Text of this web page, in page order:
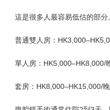
這是很多人最容易低估的部分
普通雙人房：
單人房：HK5,000–HK8,000/
套房：HK8,000–HK15,000/